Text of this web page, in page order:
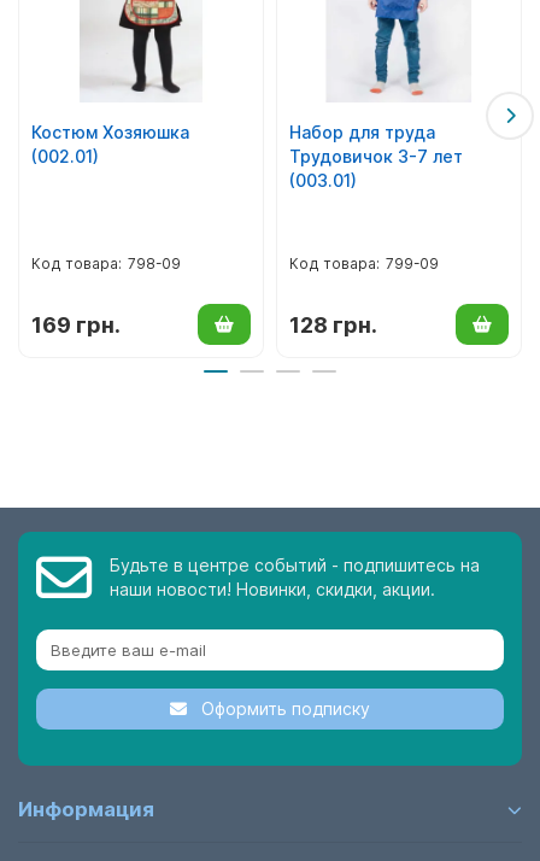
п/э.
Костюм Хозяюшка
(002.01)
798-09
169 грн.
Набор для труда
Трудовичок 3-7 лет
(003.01)
799-09
128 грн.
Будьте в центре событий - подпишитесь на
наши новости! Новинки, скидки, акции.
Оформить подписку
Информация